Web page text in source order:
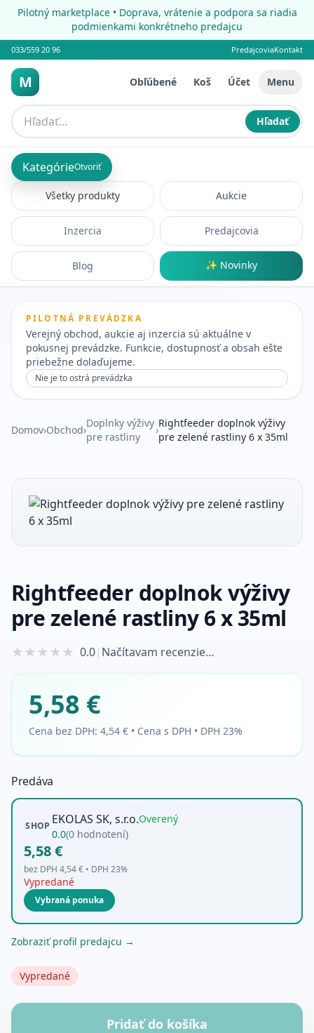
Pilotný marketplace • Doprava, vrátenie a podpora sa riadia
podmienkami konkrétneho predajcu
033/559 20 96 PredajcoviaKontakt
M Obľúbené Koš Účet Menu
Hľadať
KategórieOtvoriť
Všetky produkty Aukcie
Inzercia Predajcovia
Blog ✨ Novinky
PILOTNÁ PREVÁDZKA
Verejný obchod, aukcie aj inzercia sú aktuálne v
pokusnej prevádzke. Funkcie, dostupnosť a obsah ešte
priebežne dolaďujeme.
Nie je to ostrá prevádzka
Domov›Obchod›
Doplnky výživy
pre rastliny
›
Rightfeeder doplnok výživy
pre zelené rastliny 6 x 35ml
Rightfeeder doplnok výživy
pre zelené rastliny 6 x 35ml
★★★★★ 0.0| Načítavam recenzie…
5,58 €
Cena bez DPH: 4,54 € • Cena s DPH • DPH 23%
Predáva
SHOP EKOLAS SK, s.r.o.Overený
0.0(0 hodnotení)
5,58 €
bez DPH 4,54 € • DPH 23%
Vypredané
Vybraná ponuka
Zobraziť profil predajcu →
Vypredané
Pridať do košíka